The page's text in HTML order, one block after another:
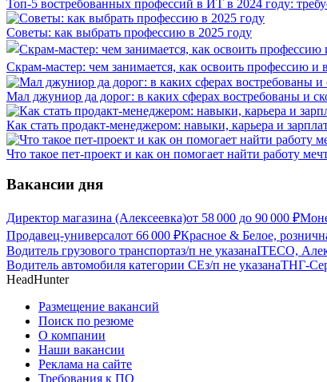
Топ-5 востребованных профессий в ИТ в 2024 году:
Советы: как выбрать профессию в 2025 году
Скрам-мастер: чем занимается, как освоить профессию и
Мал джуниор да дорог: в каких сферах востребованы и
Как стать продакт-менеджером: навыки, карьера и
Что такое пет-проект и как он помогает найти работу
Вакансии дня
Директор магазина (Алексеевка)от 58 000 до 90 000 ₽
Продавец-универсалот 66 000 ₽Красное & Белое,
Водитель грузового транспортаз/п не указанаITECO,
Водитель автомобиля категории CЕз/п не указанаТНГ-
HeadHunter
Размещение вакансий
Поиск по резюме
О компании
Наши вакансии
Реклама на сайте
Требования к ПО